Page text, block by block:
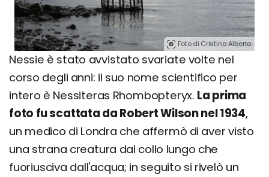
Foto di Cristina Alberto.
Nessie è stato avvistato svariate volte nel
corso degli anni: il suo nome scientifico per
intero è Nessiteras Rhombopteryx. La prima
foto fu scattata da Robert Wilson nel 1934,
un medico di Londra che affermò di aver visto
una strana creatura dal collo lungo che
fuoriusciva dall'acqua; in seguito si rivelò un